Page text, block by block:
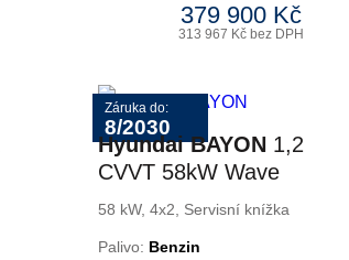
379 900 Kč
313 967 Kč bez DPH
Záruka do:
8/2030
Hyundai BAYON 1,2
CVVT 58kW Wave
Winter
58 kW, 4x2, Servisní knížka
Palivo: Benzin